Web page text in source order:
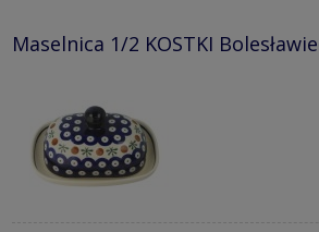
Maselnica 1/2 KOSTKI